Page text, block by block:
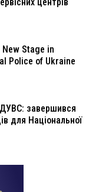
центрів
New Stage in
Police of Ukraine
завершився
для Національної